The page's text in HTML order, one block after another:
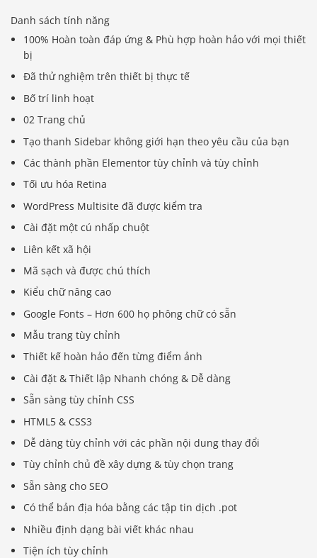
Danh sách tính năng
100% Hoàn toàn đáp ứng & Phù hợp hoàn hảo với mọi thiết
bị
Đã thử nghiệm trên thiết bị thực tế
Bố trí linh hoạt
02 Trang chủ
Tạo thanh Sidebar không giới hạn theo yêu cầu của bạn
Các thành phần Elementor tùy chỉnh và tùy chỉnh
Tối ưu hóa Retina
WordPress Multisite đã được kiểm tra
Cài đặt một cú nhấp chuột
Liên kết xã hội
Mã sạch và được chú thích
Kiểu chữ nâng cao
Google Fonts – Hơn 600 họ phông chữ có sẵn
Mẫu trang tùy chỉnh
Thiết kế hoàn hảo đến từng điểm ảnh
Cài đặt & Thiết lập Nhanh chóng & Dễ dàng
Sẵn sàng tùy chỉnh CSS
HTML5 & CSS3
Dễ dàng tùy chỉnh với các phần nội dung thay đổi
Tùy chỉnh chủ đề xây dựng & tùy chọn trang
Sẵn sàng cho SEO
Có thể bản địa hóa bằng các tập tin dịch .pot
Nhiều định dạng bài viết khác nhau
Tiện ích tùy chỉnh